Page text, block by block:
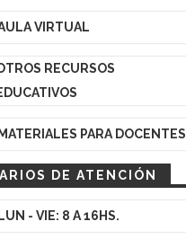
VIRTUAL
RECURSOS
MATERIALES PARA DOCENTES
DE ATENCIÓN
LUN - VIE: 8 A 16HS.